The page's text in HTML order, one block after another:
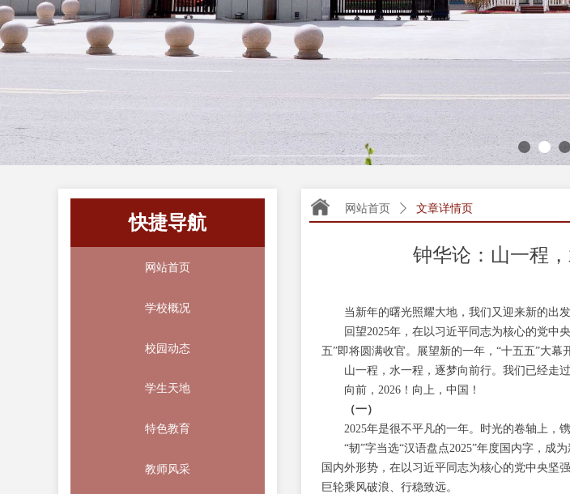
钟华论：山一程
当新年的曙光照耀大地，我们又迎来新的出发
回望2025年，在以习近平同志为核心的党中
五”即将圆满收官。展望新的一年，“十五五”大幕
山一程，水一程，逐梦向前行。我们已经
向前，2026！向上，中国！
（一）
2025年是很不平凡的一年。时光的卷轴上，
“韧”字当选“汉语盘点2025”年度国内字，成
国内外形势，在以习近平同志为核心的党中央坚
巨轮乘风破浪、行稳致远。
网站首页 ꄲ 文章详情页
快捷导航
网站首页
学校概况
校园动态
学生天地
特色教育
教师风采